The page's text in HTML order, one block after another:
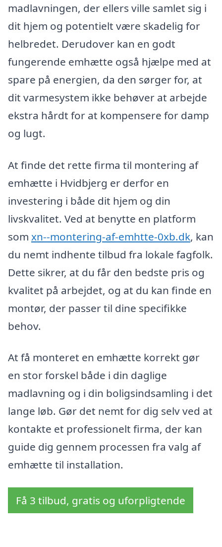
madlavningen, der ellers ville samlet sig i
dit hjem og potentielt være skadelig for
helbredet. Derudover kan en godt
fungerende emhætte også hjælpe med at
spare på energien, da den sørger for, at
dit varmesystem ikke behøver at arbejde
ekstra hårdt for at kompensere for damp
og lugt.
At finde det rette firma til montering af
emhætte i Hvidbjerg er derfor en
investering i både dit hjem og din
livskvalitet. Ved at benytte en platform
som xn--montering-af-emhtte-0xb.dk, kan
du nemt indhente tilbud fra lokale fagfolk.
Dette sikrer, at du får den bedste pris og
kvalitet på arbejdet, og at du kan finde en
montør, der passer til dine specifikke
behov.
At få monteret en emhætte korrekt gør
en stor forskel både i din daglige
madlavning og i din boligsindsamling i det
lange løb. Gør det nemt for dig selv ved at
kontakte et professionelt firma, der kan
guide dig gennem processen fra valg af
emhætte til installation.
Få 3 tilbud, gratis og uforpligtende